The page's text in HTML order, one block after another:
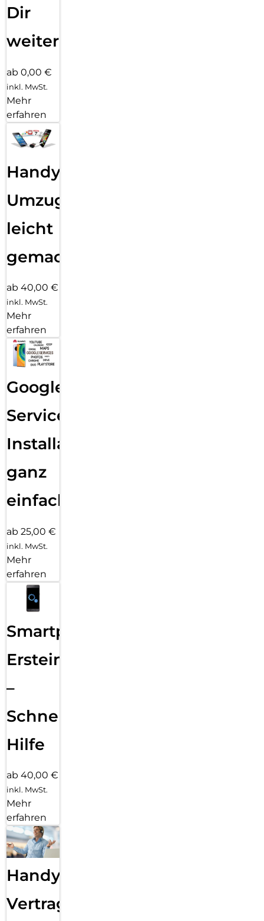
Dir
weiter
ab 0,00 €
inkl. MwSt.
Mehr
erfahren
Handy
Umzug
leicht
gemacht!
ab 40,00 €
inkl. MwSt.
Mehr
erfahren
Google
Services
Installation
ganz
einfach
ab 25,00 €
inkl. MwSt.
Mehr
erfahren
Smartphone
Ersteinrichtung
–
Schnelle
Hilfe
ab 40,00 €
inkl. MwSt.
Mehr
erfahren
Handy
Vertragsabwicklung